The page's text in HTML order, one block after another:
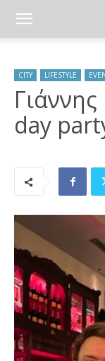
CITY LIFESTYLE
day